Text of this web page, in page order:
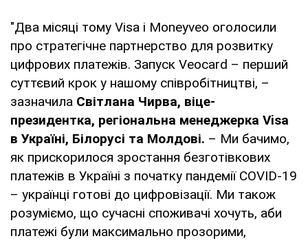
"Два місяці тому Visa і Moneyveo оголосили
про стратегічне партнерство для розвитку
цифрових платежів. Запуск Veocard – перший
суттєвий крок у нашому співробітництві, –
зазначила Світлана Чирва, віце-
президентка, регіональна менеджерка Visa
в Україні, Білорусі та Молдові. – Ми бачимо,
як прискорилося зростання безготівкових
платежів в Україні з початку пандемії COVID-19
– українці готові до цифровізації. Ми також
розуміємо, що сучасні споживачі хочуть, аби
платежі були максимально прозорими,